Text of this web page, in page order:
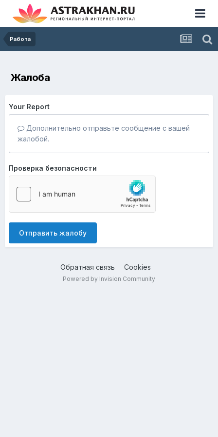
Работа
Жалоба
Your Report
Дополнительно отправьте сообщение с вашей
жалобой.
Проверка безопасности
Отправить жалобу
Обратная связь Cookies
Powered by Invision Community